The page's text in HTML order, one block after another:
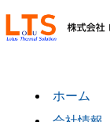
ホーム